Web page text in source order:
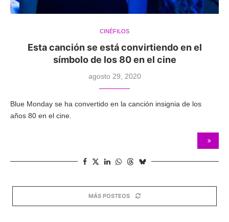
CINÉFILOS
Esta canción se está convirtiendo en el
símbolo de los 80 en el cine
agosto 29, 2020
Blue Monday se ha convertido en la canción insignia de los
años 80 en el cine.
MÁS POSTEOS